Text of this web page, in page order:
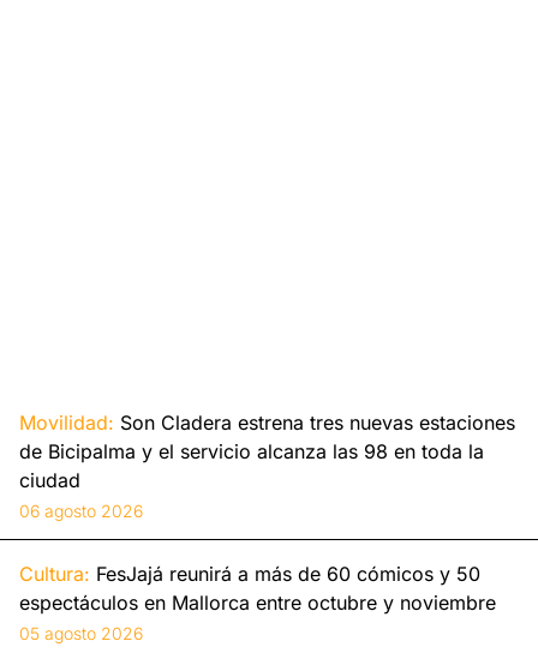
Movilidad: Son Cladera estrena tres nuevas estaciones
de Bicipalma y el servicio alcanza las 98 en toda la
ciudad
06 agosto 2026
Cultura: FesJajá reunirá a más de 60 cómicos y 50
espectáculos en Mallorca entre octubre y noviembre
05 agosto 2026